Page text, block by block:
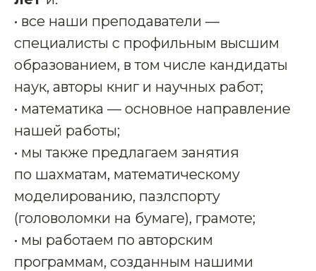
• все наши преподаватели —
специалисты с профильным высшим
образованием, в том числе кандидаты
наук, авторы книг и научных работ;
• математика — основное направление
нашей работы;
• мы также предлагаем занятия
по шахматам, математическому
моделированию, пазлспорту
(головоломки на бумаге), грамоте;
• мы работаем по авторским
программам, созданным нашими